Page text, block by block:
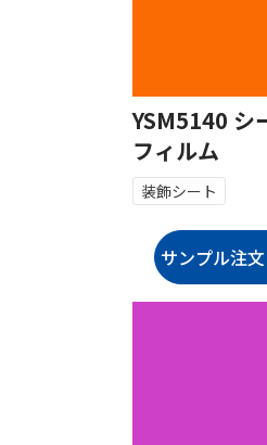
YSM5140 シ
フィルム
装飾シート